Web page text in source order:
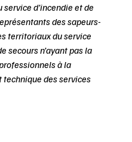
d’incendie et de
des sapeurs-
territoriaux du service
secours n’ayant pas la
à la
des services